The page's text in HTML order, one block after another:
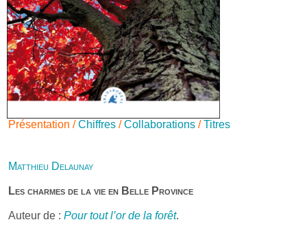
Présentation /Chiffres /Collaborations /Titres
Matthieu Delaunay
Les charmes de la vie en Belle Province
Auteur de : Pour tout l’or de la forêt.